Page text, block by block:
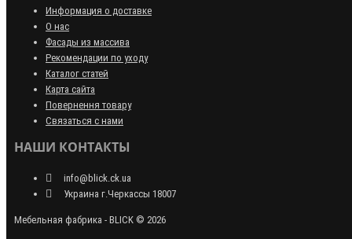
Информация о доставке
О нас
Фасады из массива
Рекомендации по уходу
Каталог статей
Карта сайта
Повернення товару
Связаться с нами
НАШИ КОНТАКТЫ
info@blick.ck.ua
Украина г.Черкассы 18007
Мебельная фабрика - BLICK © 2026